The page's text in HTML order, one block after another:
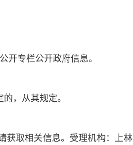
专栏公开政府信息。
，从其规定。
获取相关信息。受理机构：上林